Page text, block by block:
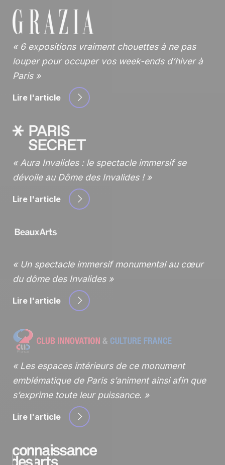
6 expositions vraiment chouettes à ne pas
louper pour occuper vos week-ends d’hiver à
Paris
Lire l'article
Aura Invalides : le spectacle immersif se
dévoile au Dôme des Invalides !
Lire l'article
Un spectacle immersif monumental au cœur
du dôme des Invalides
Lire l'article
Les espaces intérieurs de ce monument
emblématique de Paris s’animent ainsi afin que
s’exprime toute leur puissance.
Lire l'article